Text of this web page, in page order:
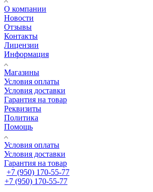
О компании
Новости
Отзывы
Контакты
Лицензии
Информация
Магазины
Условия оплаты
Условия доставки
Гарантия на товар
Реквизиты
Политика
Помощь
Условия оплаты
Условия доставки
Гарантия на товар
+7 (950) 170-55-77
+7 (950) 170-55-77